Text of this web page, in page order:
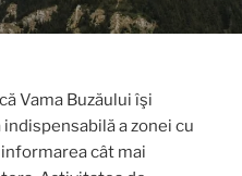
Vama Buzăului îşi
a zonei cu
cât mai